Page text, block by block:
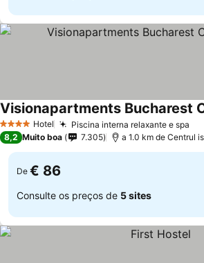
4 EstrelasHotel Piscina interna relaxante e spa
Visionapartments Bucharest
8,2 Muito boa 7.305 a 1.0 km de Centrul
De € 86
Consulte os preços de 5 sites